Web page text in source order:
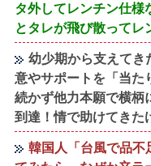
タ外してレンチン仕様
とタレが飛び散ってレ
幼少期から支えてき
意やサポートを「当
続かず他力本願で横柄
到達！情で助けてきた
韓国人「台風で品不